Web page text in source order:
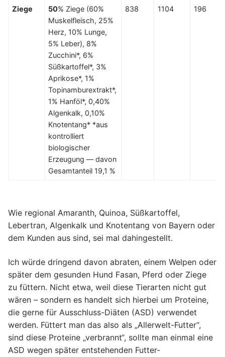
Ziege 50% Ziege (60%
Muskelfleisch, 25%
Herz, 10% Lunge,
5% Leber), 8%
Zucchini*, 6%
Süßkartoffel*, 3%
Aprikose*, 1%
Topinamburextrakt*,
1% Hanföl*, 0,40%
Algenkalk, 0,10%
Knotentang* *aus
kontrolliert
biologischer
Erzeugung — davon
Gesamtanteil 19,1 %
838 1104 196
Wie regional Amaranth, Quinoa, Süßkartoffel,
Lebertran, Algenkalk und Knotentang von Bayern oder
dem Kunden aus sind, sei mal dahingestellt.
Ich würde dringend davon abraten, einem Welpen oder
später dem gesunden Hund Fasan, Pferd oder Ziege
zu füttern. Nicht etwa, weil diese Tierarten nicht gut
wären – sondern es handelt sich hierbei um Proteine,
die gerne für Ausschluss-Diäten (ASD) verwendet
werden. Füttert man das also als „Allerwelt-Futter“,
sind diese Proteine „verbrannt“, sollte man einmal eine
ASD wegen später entstehenden Futter-